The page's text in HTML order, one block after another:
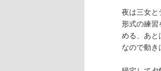
夜は三女
形式の練
める、あと
なので動